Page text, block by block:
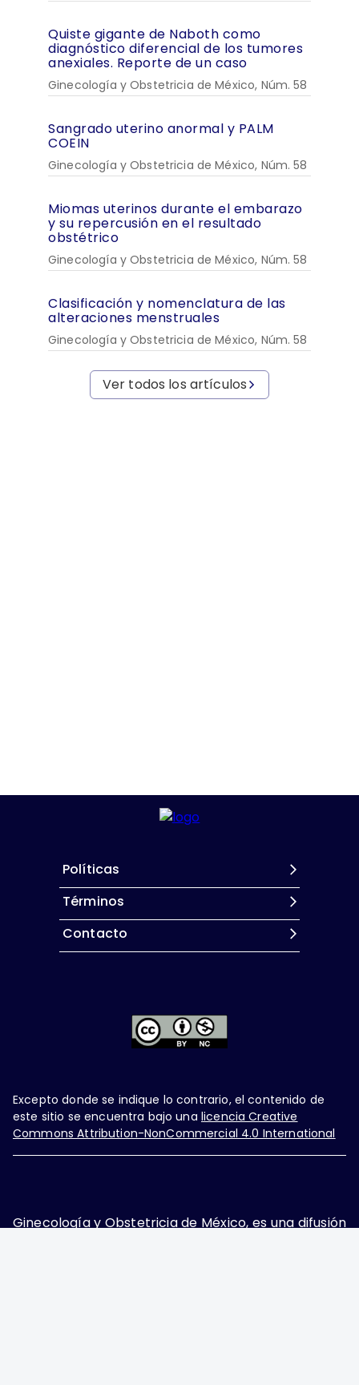
Quiste gigante de Naboth como
diagnóstico diferencial de los tumores
anexiales. Reporte de un caso
Ginecología y Obstetricia de México, Núm. 58
Sangrado uterino anormal y PALM
COEIN
Ginecología y Obstetricia de México, Núm. 58
Miomas uterinos durante el embarazo
y su repercusión en el resultado
obstétrico
Ginecología y Obstetricia de México, Núm. 58
Clasificación y nomenclatura de las
alteraciones menstruales
Ginecología y Obstetricia de México, Núm. 58
Ver todos los artículos
Políticas
Términos
Contacto
Excepto donde se indique lo contrario, el contenido de
este sitio se encuentra bajo una licencia Creative
Commons Attribution-NonCommercial 4.0 International
Ginecología y Obstetricia de México, es una difusión